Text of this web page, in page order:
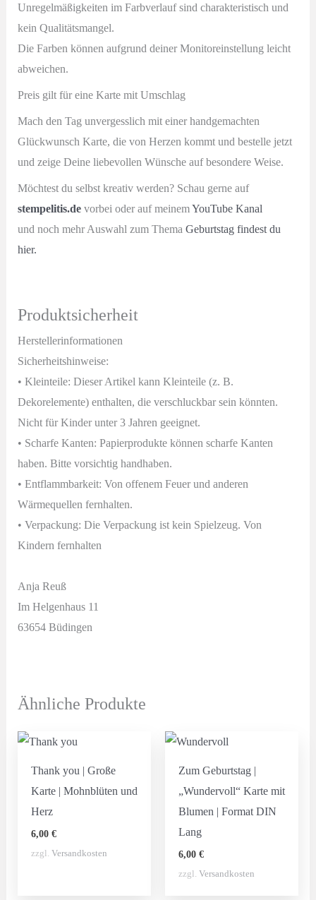
Unregelmäßigkeiten im Farbverlauf sind charakteristisch und
kein Qualitätsmangel.
Die Farben können aufgrund deiner Monitoreinstellung leicht
abweichen.
Preis gilt für eine Karte mit Umschlag
Mach den Tag unvergesslich mit einer handgemachten
Glückwunsch Karte, die von Herzen kommt und bestelle jetzt
und zeige Deine liebevollen Wünsche auf besondere Weise.
Möchtest du selbst kreativ werden? Schau gerne auf
stempelitis.devorbei oder auf meinemYouTube Kanal
und noch mehr Auswahl zum Thema Geburtstag findest du
hier.
Produktsicherheit
Herstellerinformationen
Sicherheitshinweise:
• Kleinteile: Dieser Artikel kann Kleinteile (z. B.
Dekorelemente) enthalten, die verschluckbar sein könnten.
Nicht für Kinder unter 3 Jahren geeignet.
• Scharfe Kanten: Papierprodukte können scharfe Kanten
haben. Bitte vorsichtig handhaben.
• Entflammbarkeit: Von offenem Feuer und anderen
Wärmequellen fernhalten.
• Verpackung: Die Verpackung ist kein Spielzeug. Von
Kindern fernhalten
Anja Reuß
Im Helgenhaus 11
63654 Büdingen
Ähnliche Produkte
Thank you | Große
Karte | Mohnblüten und
Herz
6,00 €
zzgl. Versandkosten
Zum Geburtstag |
„Wundervoll“ Karte mit
Blumen | Format DIN
Lang
6,00€
zzgl.Versandkosten